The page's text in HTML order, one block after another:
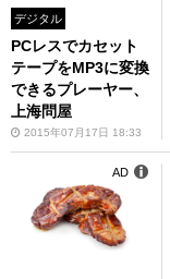
デジタル
PCレスでカセット
テープをMP3に変換
できるプレーヤー、
上海問屋
2015年07月17日 18:33
AD